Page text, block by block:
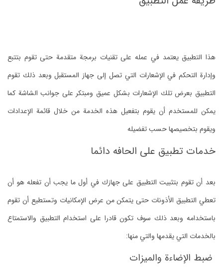
هذا التطبيق يعتمد في عمله على تقنيات برمجة متقدمة حتى تقوم بتتبع
وإدارة التحكم في الإشعارات التي تصل إلى جهاز المستقبل وبعد ذلك تقوم
التطبيق بعرض تلك الإشعارات بشكل عميق ومبتكر على جوانب الشاشة كما
يمكن للمستخدم أن يقوم بتفعيل هذه الخدمة من خلال قائمة الإعدادات
ويقوم بتخصيصها حسب تفضيله
خدمات تطبيق على الحافه دائما
بعد أن تقوم بتثبيت التطبيق على جهازك في أول ما يجب أن تفعله هو أن
تعطي التطبيق الأذونات حتى يتمكن من عرض الإمكانيات وتستطيع أن تقوم
باستخدامه وبعد ذلك سوف تكون قادرا على استخدام التطبيق والاستمتاع
بالخدمات التي يقدمها والتي منها:
ضبط الإضاءة والميزات